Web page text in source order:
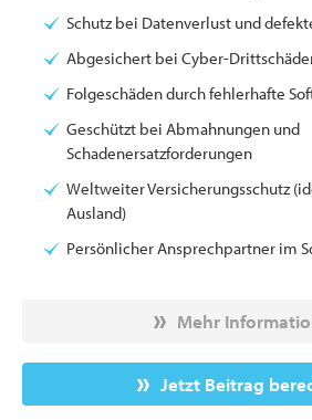
Schutz bei Datenverlust und
Abgesichert bei Cyber-
Folgeschäden durch fehlerhafte
Geschützt bei Abmahnungen und
Schadenersatzforderungen
Weltweiter Versicherungsschutz
Ausland)
Persönlicher Ansprechpartner im
Mehr
Jetzt Beitrag